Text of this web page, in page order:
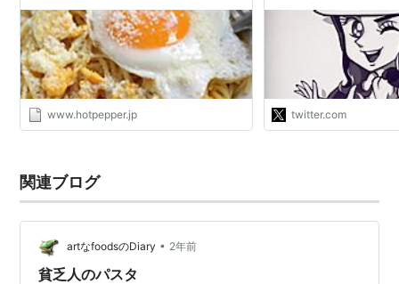
www.hotpepper.jp
火で両面焼く、適当
100cc、水が白く濁
汁少し、パスタを加
っていく。粉チー…
https://t.co/
twitter.com
関連ブログ
artなfoodsのDiary • 2年前
貧乏人のパスタ